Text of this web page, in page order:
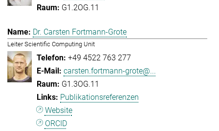
G1.2OG.11
Dr. Carsten Fortmann-Grote
Leiter Scientific Computing Unit
+49 4522 763 277
carsten.fortmann-grote@...
G1.3OG.11
Publikationsreferenzen
Website
ORCID